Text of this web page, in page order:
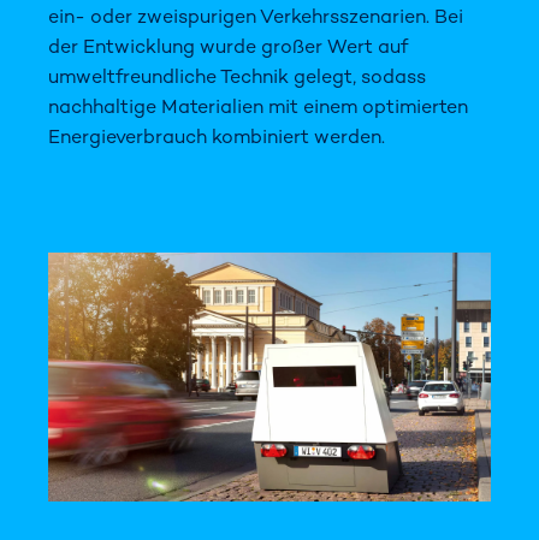
ein- oder zweispurigen Verkehrsszenarien. Bei
der Entwicklung wurde großer Wert auf
umweltfreundliche Technik gelegt, sodass
nachhaltige Materialien mit einem optimierten
Energieverbrauch kombiniert werden.